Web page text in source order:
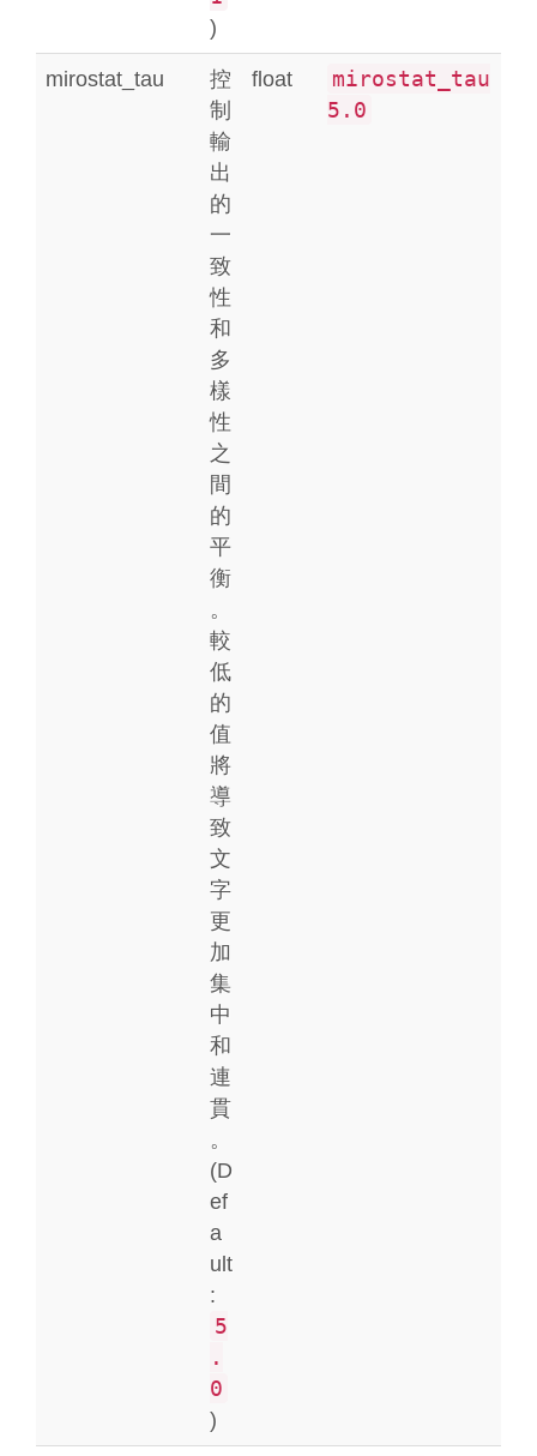
)
mirostat_tau
控
制
輸
出
的
一
致
性
和
多
樣
性
之
間
的
平
衡
。
較
低
的
值
將
導
致
文
字
更
加
集
中
和
連
貫
。
(D
ef
a
ult
:
5
.
0
)
float
mirostat_tau
5.0